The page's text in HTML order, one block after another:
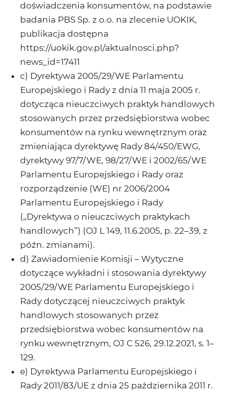
doświadczenia konsumentów, na podstawie
badania PBS Sp. z o.o. na zlecenie UOKIK,
publikacja dostępna
https://uokik.gov.pl/aktualnosci.php?
news_id=17411
c) Dyrektywa 2005/29/WE Parlamentu
Europejskiego i Rady z dnia 11 maja 2005 r.
dotycząca nieuczciwych praktyk handlowych
stosowanych przez przedsiębiorstwa wobec
konsumentów na rynku wewnętrznym oraz
zmieniająca dyrektywę Rady 84/450/EWG,
dyrektywy 97/7/WE, 98/27/WE i 2002/65/WE
Parlamentu Europejskiego i Rady oraz
rozporządzenie (WE) nr 2006/2004
Parlamentu Europejskiego i Rady
(„Dyrektywa o nieuczciwych praktykach
handlowych”) (OJ L 149, 11.6.2005, p. 22–39, z
późn. zmianami).
d) Zawiadomienie Komisji – Wytyczne
dotyczące wykładni i stosowania dyrektywy
2005/29/WE Parlamentu Europejskiego i
Rady dotyczącej nieuczciwych praktyk
handlowych stosowanych przez
przedsiębiorstwa wobec konsumentów na
rynku wewnętrznym, OJ C 526, 29.12.2021, s. 1–
129.
e) Dyrektywa Parlamentu Europejskiego i
Rady 2011/83/UE z dnia 25 października 2011 r.